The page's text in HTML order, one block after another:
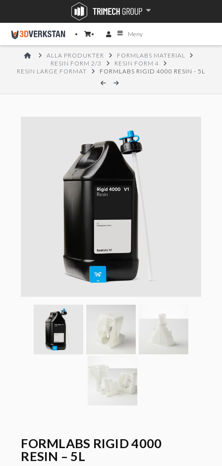
Meny
HOMEALLA PRODUKTER
FORMLABS MATERIAL
RESIN FORM 2/3
RESIN FORM 4
RESIN LARGE FORMAT
FORMLABS RIGID 4000 RESIN - 5L
FORMLABS RIGID 4000
RESIN – 5L